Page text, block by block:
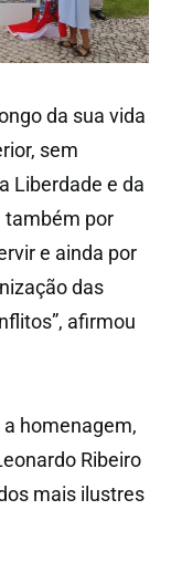
da sua vida
sem
Liberdade e da
também por
e ainda por
das
afirmou
homenagem,
Ribeiro
mais ilustres